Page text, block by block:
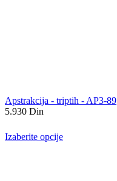
Apstrakcija - triptih - AP3-89
5.930 Din
Izaberite opcije